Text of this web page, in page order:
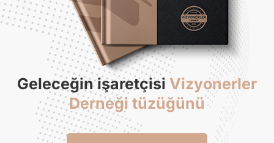
Geleceğin işaretçisi Vizyonerler
Derneği tüzüğünü